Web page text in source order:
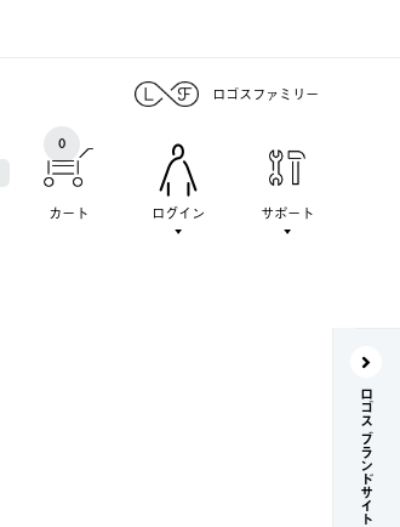
ロゴスファミリー
カート
0
ログイン サポート
ロゴス ブランドサイト